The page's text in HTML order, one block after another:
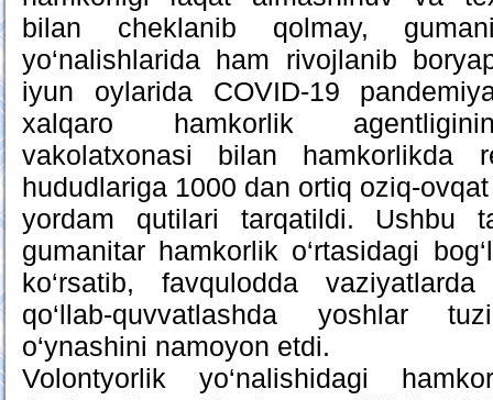
bilan cheklanib qolmay,
yo‘nalishlarida ham rivojlanib
iyun oylarida COVID-19
xalqaro hamkorlik
vakolatxonasi bilan hamkorlikda
hududlariga 1000 dan ortiq oziq-
yordam qutilari tarqatildi. Ushbu
gumanitar hamkorlik o‘rtasidagi
ko‘rsatib, favqulodda
qo‘llab-quvvatlashda yoshlar
o‘ynashini namoyon etdi.
Volontyorlik yo‘nalishidagi